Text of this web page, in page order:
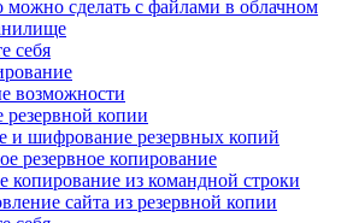
можно сделать с файлами в облачном
себя
возможности
резервной копии
и шифрование резервных копий
резервное копирование
копирование из командной строки
сайта из резервной копии